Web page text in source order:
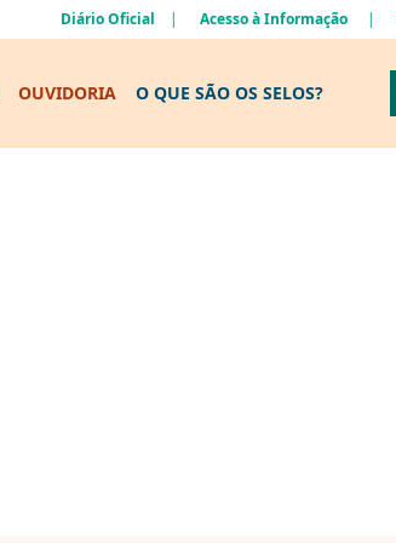
Diário Oficial Acesso à Informação
OUVIDORIA O QUE SÃO OS SELOS?